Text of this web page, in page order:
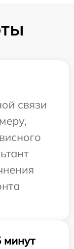
связи
минут